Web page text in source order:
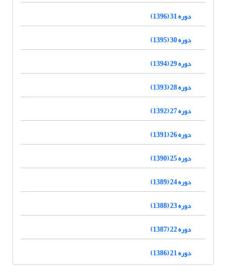
دوره 31 (1396)
دوره 30 (1395)
دوره 29 (1394)
دوره 28 (1393)
دوره 27 (1392)
دوره 26 (1391)
دوره 25 (1390)
دوره 24 (1389)
دوره 23 (1388)
دوره 22 (1387)
دوره 21 (1386)